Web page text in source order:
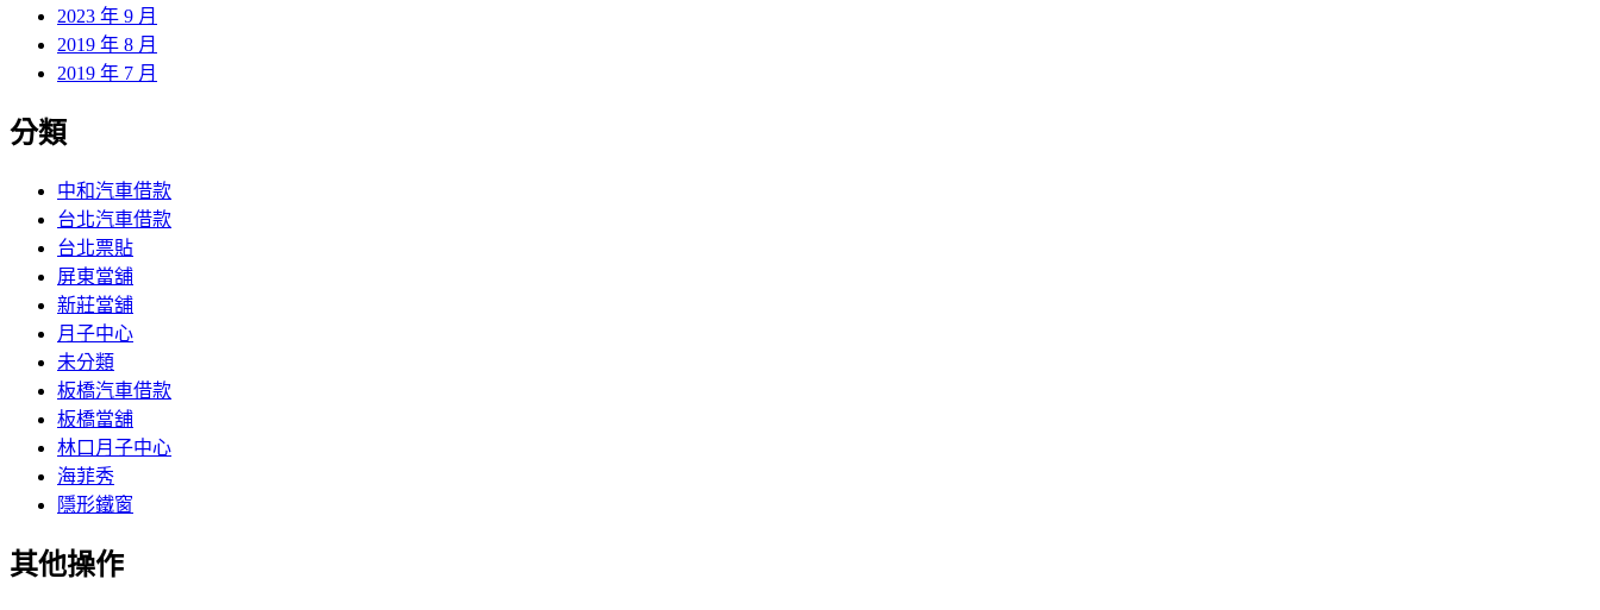
2023 年 9 月
2019 年 8 月
2019 年 7 月
分類
中和汽車借款
台北汽車借款
台北票貼
屏東當舖
新莊當舖
月子中心
未分類
板橋汽車借款
板橋當舖
林口月子中心
海菲秀
隱形鐵窗
其他操作